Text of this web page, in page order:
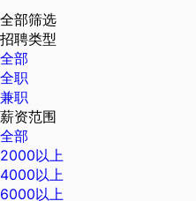
全部筛选
招聘类型
全部
全职
兼职
薪资范围
全部
2000以上
4000以上
6000以上